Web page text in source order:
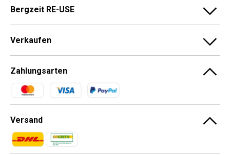
Bergzeit RE-USE
Verkaufen
Zahlungsarten
Zahlungsmethoden
Versand
Zahlungsmethoden